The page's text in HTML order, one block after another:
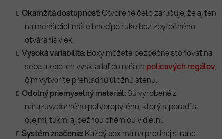
Okamžitá dostupnosť:Otvorené čelo zaručuje, že aj ten
najmenší diel máte hneď po ruke bez zbytočného
otvárania viek.
Vysoká variabilita:Boxy môžete bezpečne stohovať na
seba alebo ich vyskladať do našich policových regálov,
čím vytvoríte prehľadnú úložnú stenu.
Odolný priemyselný materiál:Sú vyrobené z
nárazuvzdorného polypropylénu, ktorý si poradí s
olejmi, tukmi aj bežnou chémiou v dielni.
Systém značenia:Každý box má na prednej strane